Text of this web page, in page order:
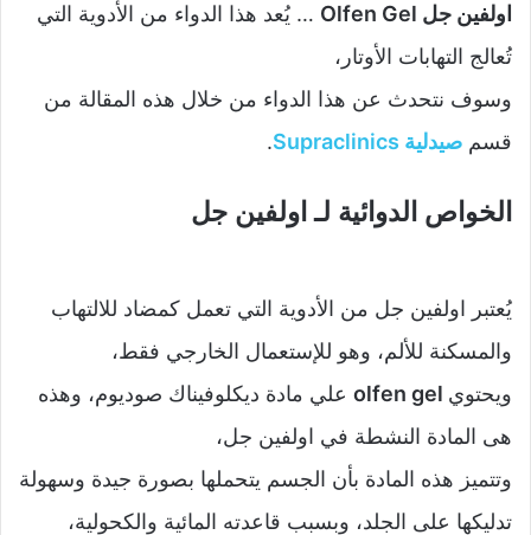
اولفين جل Olfen Gel
… يُعد هذا الدواء من الأدوية التي
تُعالج التهابات الأوتار،
وسوف نتحدث عن هذا الدواء من خلال هذه المقالة من
قسم صيدلية Supraclinics .
الخواص الدوائية لـ اولفين جل
يُعتبر اولفين جل من الأدوية التي تعمل كمضاد للالتهاب
والمسكنة للألم، وهو للإستعمال الخارجي فقط،
ويحتوي
علي مادة ديكلوفيناك صوديوم، وهذه
هى المادة النشطة في اولفين جل،
وتتميز هذه المادة بأن الجسم يتحملها بصورة جيدة وسهولة
تدليكها على الجلد، وبسبب قاعدته المائية والكحولية،